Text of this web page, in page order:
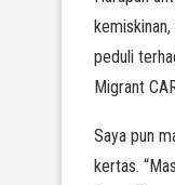
peduli
Migrant
Saya pun
kertas.